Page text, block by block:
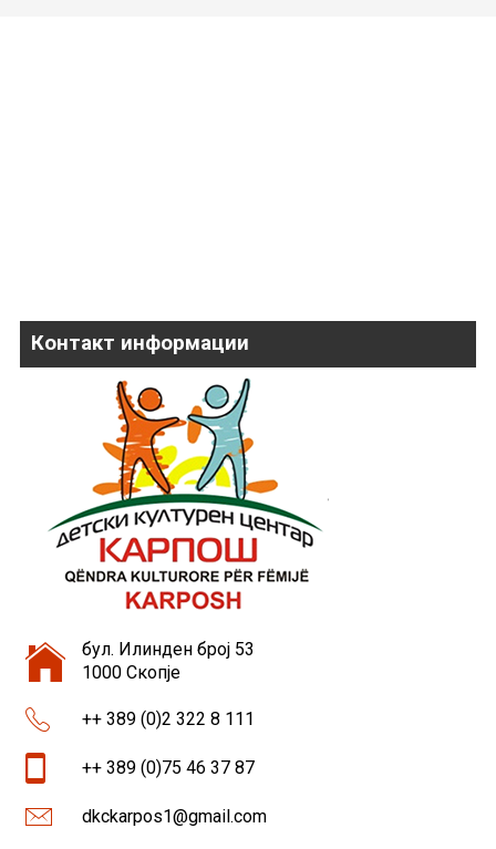
Контакт информации
бул. Илинден број 53
1000 Скопје
++ 389 (0)2 322 8 111
++ 389 (0)75 46 37 87
dkckarpos1@gmail.com